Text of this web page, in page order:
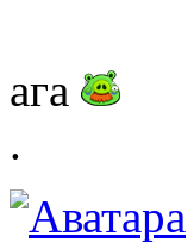
ага
.